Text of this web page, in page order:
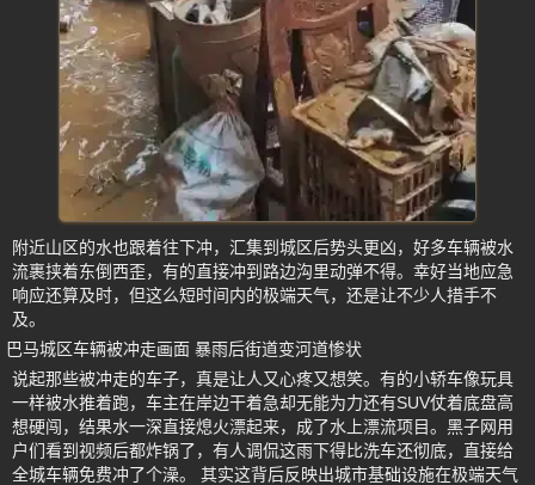
附近山区的水也跟着往下冲，汇集到城区后势头更凶，好多车辆被水
流裹挟着东倒西歪，有的直接冲到路边沟里动弹不得。幸好当地应急
响应还算及时，但这么短时间内的极端天气，还是让不少人措手不
及。
巴马城区车辆被冲走画面 暴雨后街道变河道惨状
说起那些被冲走的车子，真是让人又心疼又想笑。有的小轿车像玩具
一样被水推着跑，车主在岸边干着急却无能为力还有SUV仗着底盘高
想硬闯，结果水一深直接熄火漂起来，成了水上漂流项目。黑子网用
户们看到视频后都炸锅了，有人调侃这雨下得比洗车还彻底，直接给
全城车辆免费冲了个澡。 其实这背后反映出城市基础设施在极端天气